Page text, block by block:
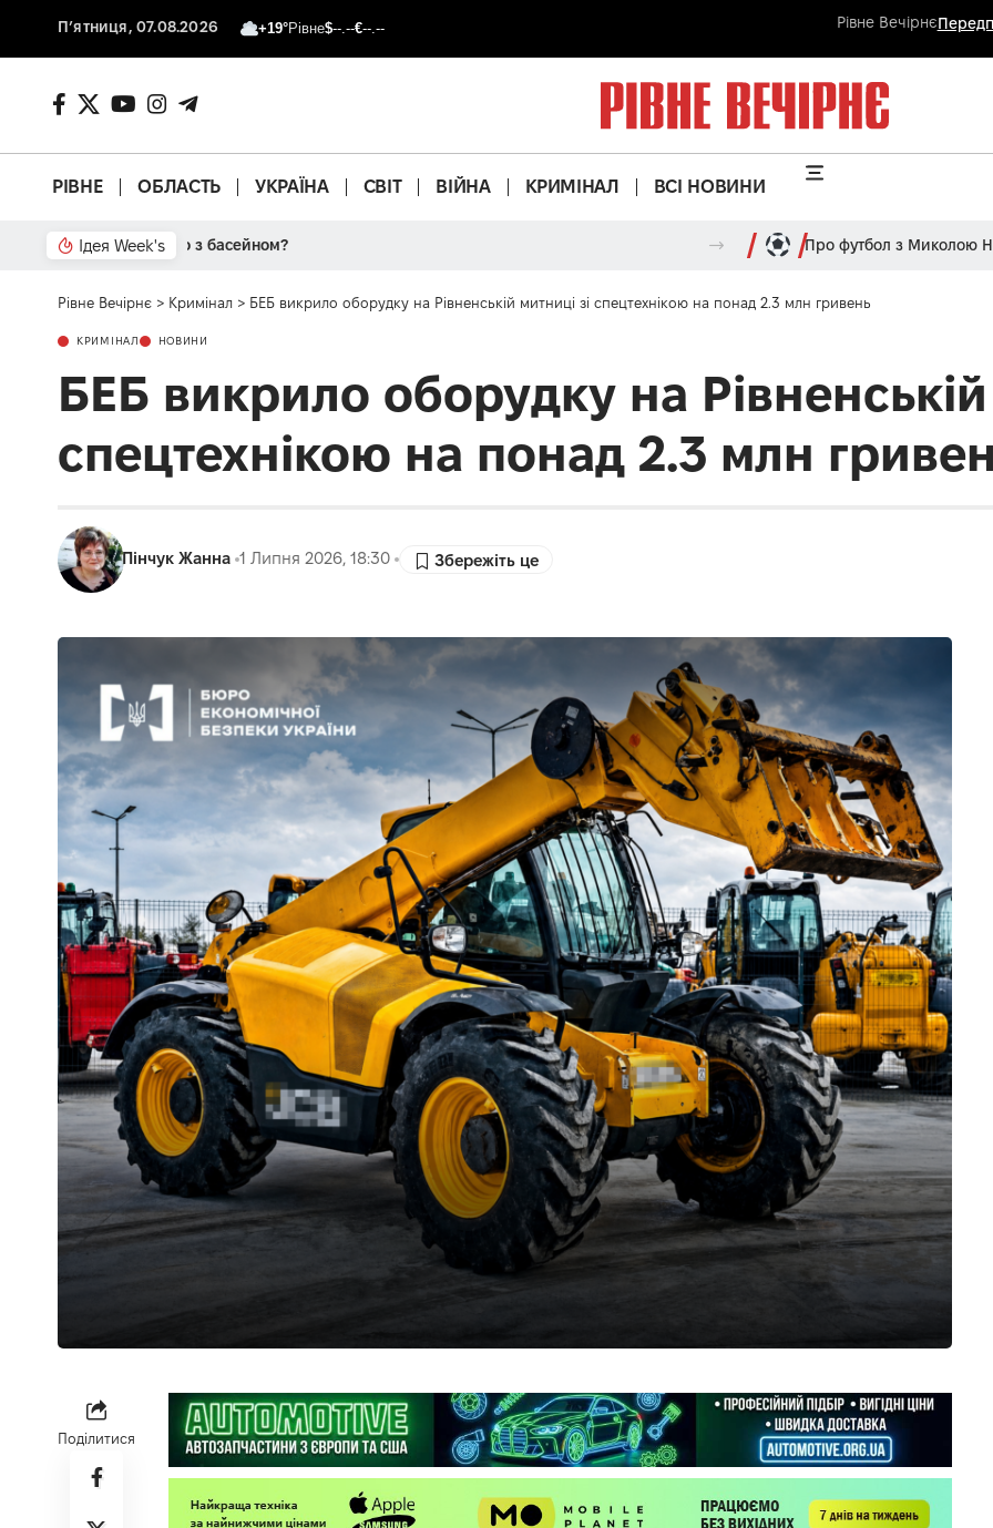
П’ятниця, 07.08.2026 +19°Рівне$--.--€--.-- Рівне Вечірнє
РІВНЕ ОБЛАСТЬ УКРАЇНА СВІТ ВІЙНА КРИМІНАЛ ВСІ НОВИНИ
Ідея Week's Від паркану до картонки Про футбол з Миколою
Рівне Вечірнє > Кримінал > БЕБ викрило оборудку на Рівненській митниці зі спецтехнікою на понад 2.3 млн гривень
КРИМІНАЛ НОВИНИ
БЕБ викрило оборудку на Рівненській
спецтехнікою на понад 2.3 млн
Пінчук Жанна 1 Липня 2026, 18:30
Поділитися